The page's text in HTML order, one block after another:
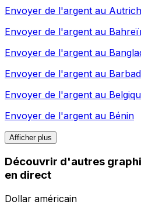
Envoyer de l'argent au
Envoyer de l'argent au
Envoyer de l'argent au
Envoyer de l'argent au
Envoyer de l'argent au
Envoyer de l'argent au Bénin
Afficher plus
Découvrir d'autres
en direct
Dollar américain